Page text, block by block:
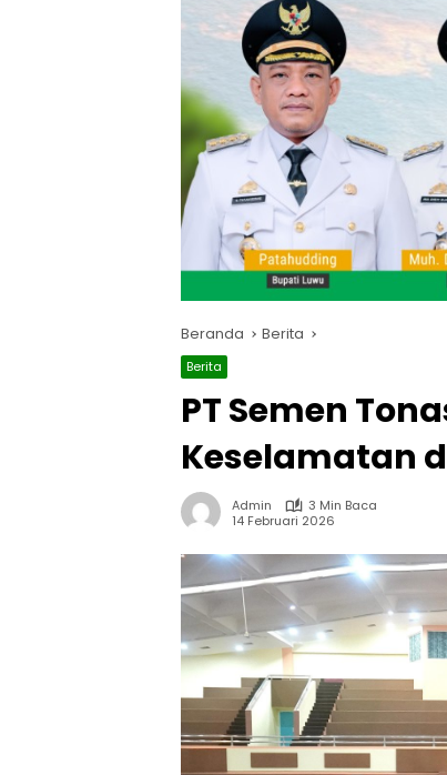
Beranda Berita
Berita
PT Semen
Keselamatan
Admin
3 Min Baca
14 Februari 2026